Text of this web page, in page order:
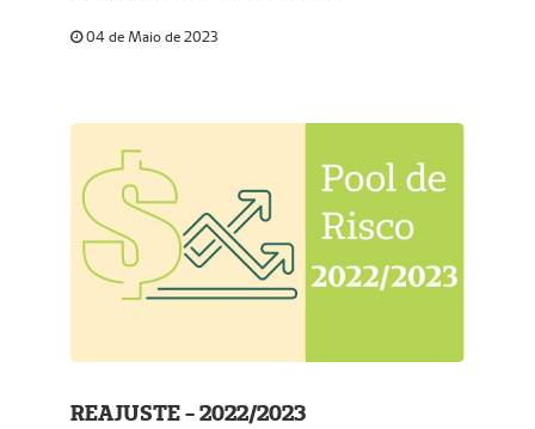
04 de Maio de 2023
REAJUSTE - 2022/2023